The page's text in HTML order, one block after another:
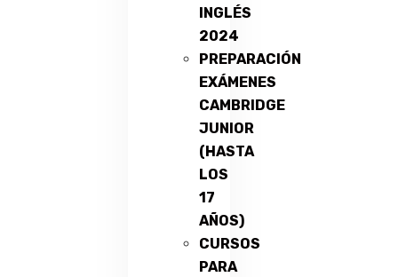
INGLÉS
2024
PREPARACIÓN
EXÁMENES
CAMBRIDGE
JUNIOR
(HASTA
LOS
17
AÑOS)
CURSOS
PARA